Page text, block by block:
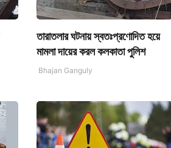
তারাতলার ঘটনায় স্বতঃপ্রণোদিত হয়ে
মামলা দায়ের করল কলকাতা পুলিশ
Bhajan Ganguly